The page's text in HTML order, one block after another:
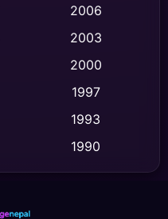
(520)
(10)
(75)
2006
2003
2000
1997
1993
1990
1986